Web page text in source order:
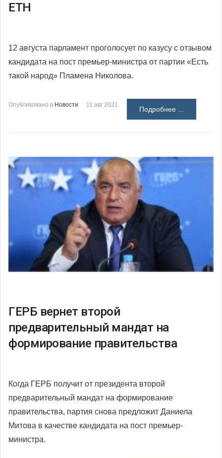
ЕТН
12 августа парламент проголосует по казусу с отзывом
кандидата на пост премьер-министра от партии «Есть
такой народ» Пламена Николова.
Опубликовано в Новости 11 авг 2021
Подробнее ...
ГЕРБ вернет второй
предварительный мандат на
формирование правительства
Когда ГЕРБ получит от президента второй
предварительный мандат на формирование
правительства, партия снова предложит Даниела
Митова в качестве кандидата на пост премьер-
министра.